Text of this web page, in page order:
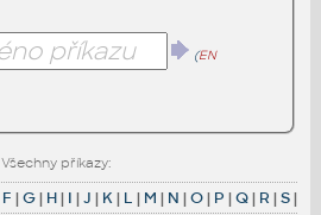
(EN
Všechny příkazy:
F |G| H| I |J | K| L | M | N |O| P |Q| R |S|